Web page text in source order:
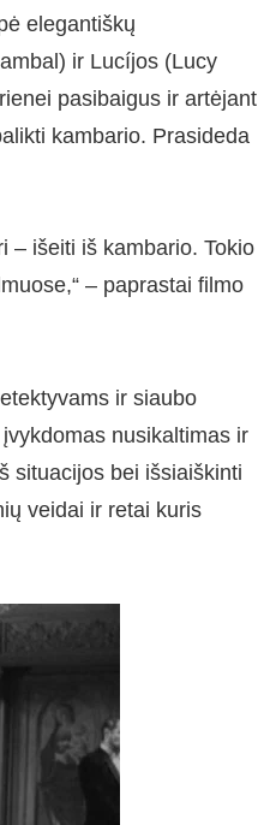
elegantiškų
ir Lucíjos (Lucy
pasibaigus ir artėjant
kambario. Prasideda
– išeiti iš kambario. Tokio
– paprastai filmo
ir siaubo
nusikaltimas ir
situacijos bei išsiaiškinti
veidai ir retai kuris